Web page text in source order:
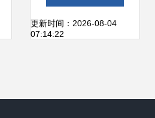
民生——2021年杭
更新时间：2026-08-04
07:14:22